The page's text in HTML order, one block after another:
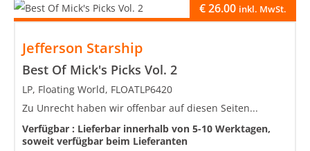
Jefferson Starship
Best Of Mick's Picks Vol. 2
€26.00 inkl. MwSt.
LP, Floating World, FLOATLP6420
Zu Unrecht haben wir offenbar auf diesen Seiten...
Verfügbar : Lieferbar innerhalb von 5-10 Werktagen,
soweit verfügbar beim Lieferanten